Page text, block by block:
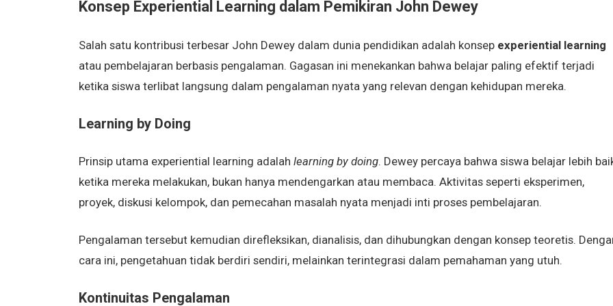
Konsep Experiential Learning dalam Pemikiran John Dewey
Salah satu kontribusi terbesar John Dewey dalam dunia pendidikan adalah konsep experiential learning
atau pembelajaran berbasis pengalaman. Gagasan ini menekankan bahwa belajar paling efektif terjadi
ketika siswa terlibat langsung dalam pengalaman nyata yang relevan dengan kehidupan mereka.
Learning by Doing
Prinsip utama experiential learning adalah learning by doing. Dewey percaya bahwa siswa belajar lebih
ketika mereka melakukan, bukan hanya mendengarkan atau membaca. Aktivitas seperti eksperimen,
proyek, diskusi kelompok, dan pemecahan masalah nyata menjadi inti proses pembelajaran.
Pengalaman tersebut kemudian direfleksikan, dianalisis, dan dihubungkan dengan konsep teoretis.
cara ini, pengetahuan tidak berdiri sendiri, melainkan terintegrasi dalam pemahaman yang utuh.
Kontinuitas Pengalaman